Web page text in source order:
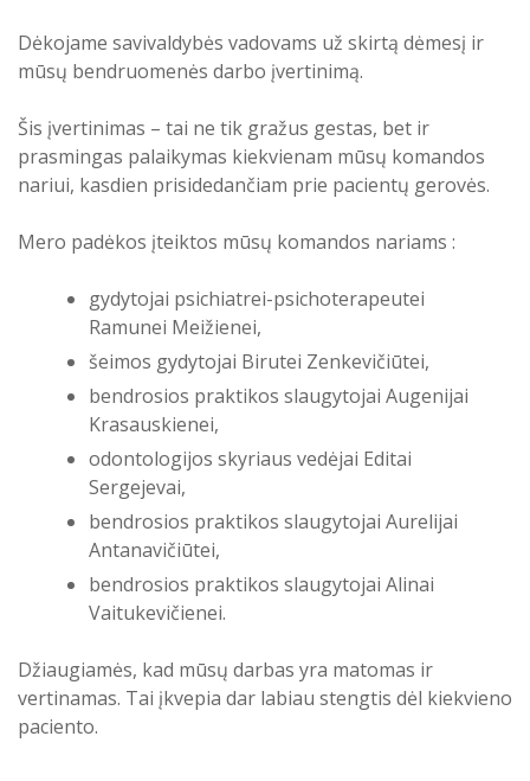
Profilaktinio (ikigydytojinio) kabineto
darbo laikas ir funkcijos Druskininkų
PSPC
Atostogaujantys ir sergantys
darbuotojai
Dėkojame savivaldybės vadovams už skirtą dėmesį ir
mūsų bendruomenės darbo įvertinimą.
Šis įvertinimas – tai ne tik gražus gestas, bet ir
prasmingas palaikymas kiekvienam mūsų komandos
nariui, kasdien prisidedančiam prie pacientų gerovės.
Mero padėkos įteiktos mūsų komandos nariams :
gydytojai psichiatrei-psichoterapeutei
Ramunei Meižienei,
šeimos gydytojai Birutei Zenkevičiūtei,
bendrosios praktikos slaugytojai Augenijai
Krasauskienei,
odontologijos skyriaus vedėjai Editai
Sergejevai,
bendrosios praktikos slaugytojai Aurelijai
Antanavičiūtei,
bendrosios praktikos slaugytojai Alinai
Vaitukevičienei.
Džiaugiamės, kad mūsų darbas yra matomas ir
vertinamas. Tai įkvepia dar labiau stengtis dėl kiekvieno
paciento.